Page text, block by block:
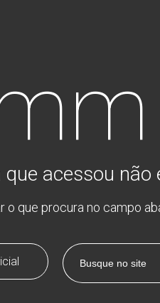
que acessou não
o que procura no campo